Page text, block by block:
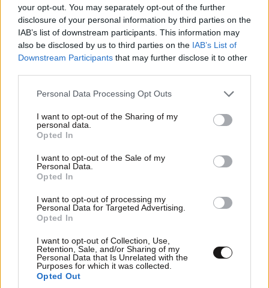
your opt-out. You may separately opt-out of the further
disclosure of your personal information by third parties on the
IAB’s list of downstream participants. This information may
also be disclosed by us to third parties on the IAB’s List of
Downstream Participants that may further disclose it to other
Please note that this website/app uses one or more Google
not limited to your visit or usage behaviour. You may click to
grant or deny consent to Google and its third-party tags to
use your data for below specified purposes in below Google
consent section.
Personal Data Processing Opt Outs
I want to opt-out of the Sharing of my
personal data.
Opted In
I want to opt-out of the Sale of my
Personal Data.
Opted In
I want to opt-out of processing my
Personal Data for Targeted Advertising.
Opted In
I want to opt-out of Collection, Use,
Retention, Sale, and/or Sharing of my
Personal Data that Is Unrelated with the
Purposes for which it was collected.
Opted Out